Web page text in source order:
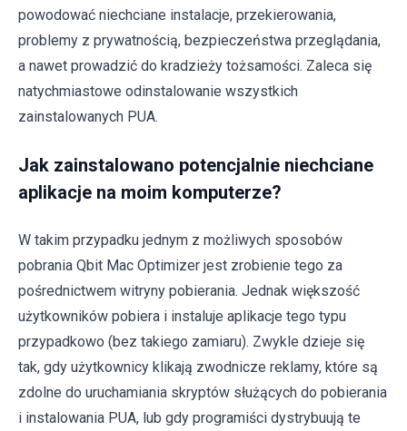
powodować niechciane instalacje, przekierowania,
problemy z prywatnością, bezpieczeństwa przeglądania,
a nawet prowadzić do kradzieży tożsamości. Zaleca się
natychmiastowe odinstalowanie wszystkich
zainstalowanych PUA.
Jak zainstalowano potencjalnie niechciane
aplikacje na moim komputerze?
W takim przypadku jednym z możliwych sposobów
pobrania Qbit Mac Optimizer jest zrobienie tego za
pośrednictwem witryny pobierania. Jednak większość
użytkowników pobiera i instaluje aplikacje tego typu
przypadkowo (bez takiego zamiaru). Zwykle dzieje się
tak, gdy użytkownicy klikają zwodnicze reklamy, które są
zdolne do uruchamiania skryptów służących do pobierania
i instalowania PUA, lub gdy programiści dystrybuują te